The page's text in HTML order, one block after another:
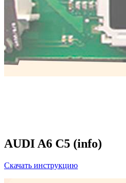
AUDI A6 C5 (info)
Скачать инструкцию